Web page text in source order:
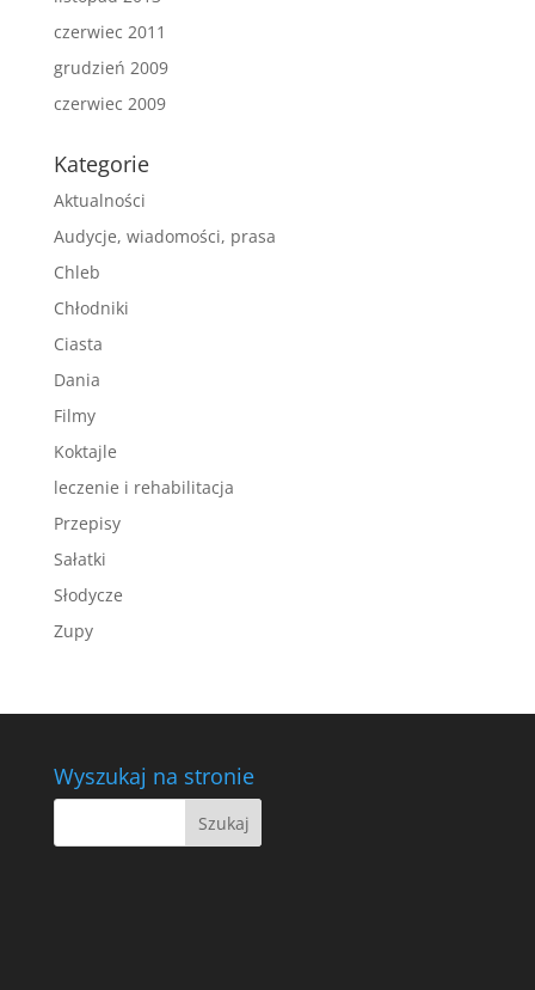
czerwiec 2011
grudzień 2009
czerwiec 2009
Kategorie
Aktualności
Audycje, wiadomości, prasa
Chleb
Chłodniki
Ciasta
Dania
Filmy
Koktajle
leczenie i rehabilitacja
Przepisy
Sałatki
Słodycze
Zupy
Wyszukaj na stronie